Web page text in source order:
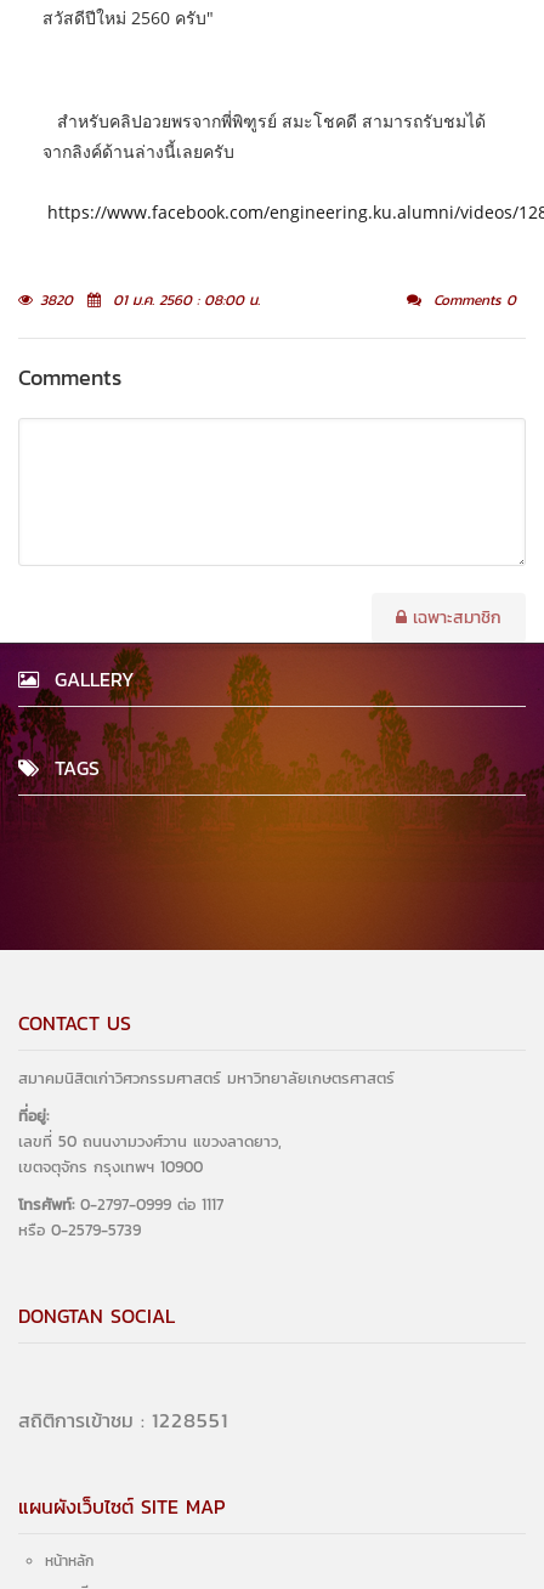
สวัสดีปีใหม่ 2560 ครับ"
สำหรับคลิปอวยพรจากพี่พิฑูรย์ สมะโชคดี สามารถรับชมได้
จากลิงค์ด้านล่างนี้เลยครับ
https://www.facebook.com/engineering.ku.alumni/videos/
3820 01 ม.ค. 2560 : 08:00 น. Comments 0
Comments
เฉพาะสมาชิก
GALLERY
TAGS
CONTACT US
สมาคมนิสิตเก่าวิศวกรรมศาสตร์ มหาวิทยาลัยเกษตรศาสตร์
ที่อยู่:
เลขที่ 50 ถนนงามวงศ์วาน แขวงลาดยาว,
เขตจตุจักร กรุงเทพฯ 10900
โทรศัพท์:0-2797-0999 ต่อ 1117
หรือ 0-2579-5739
DONGTAN SOCIAL
สถิติการเข้าชม : 1425117
แผนผังเว็บไซต์ SITE MAP
หน้าหลัก